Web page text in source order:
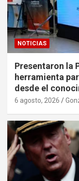
NOTICIAS
Presentaron la
herramienta
desde el
6 agosto, 2026